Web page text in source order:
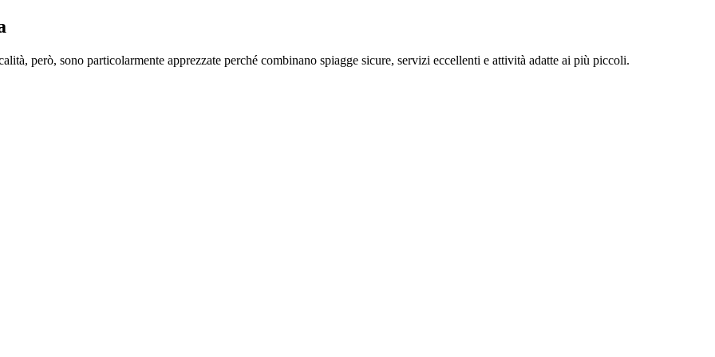
però, sono particolarmente apprezzate perché combinano spiagge sicure, servizi eccellenti e attività adatte ai più piccoli.